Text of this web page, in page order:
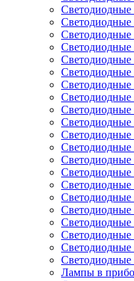
Светодиодные
Светодиодные
Лампы в